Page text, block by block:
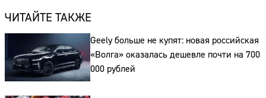
ЧИТАЙТЕ ТАКЖЕ
Geely больше не купят: новая российская
«Волга» оказалась дешевле почти на 700
000 рублей